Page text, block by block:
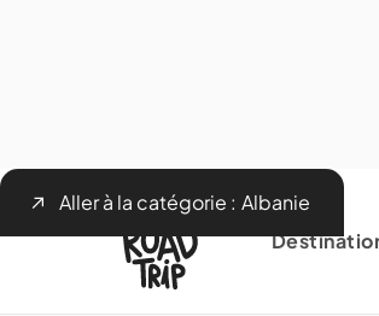
Aller à la catégorie : Albanie